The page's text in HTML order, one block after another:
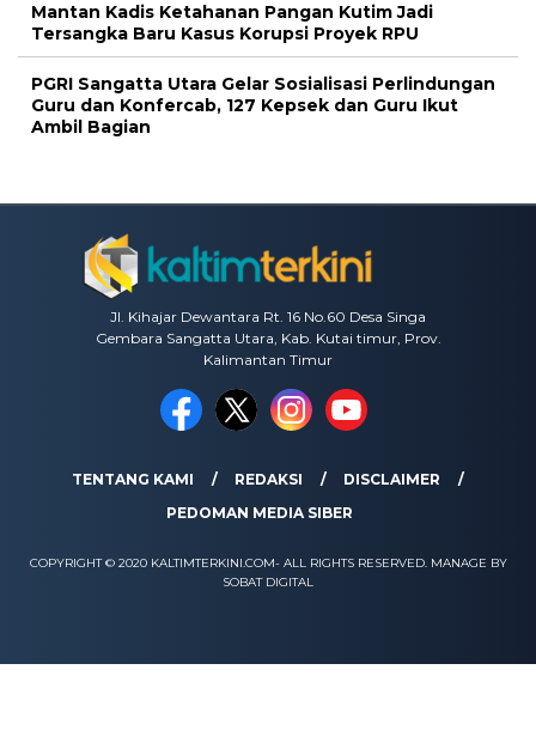
Mantan Kadis Ketahanan Pangan Kutim Jadi
Tersangka Baru Kasus Korupsi Proyek RPU
PGRI Sangatta Utara Gelar Sosialisasi Perlindungan
Guru dan Konfercab, 127 Kepsek dan Guru Ikut
Ambil Bagian
Jl. Kihajar Dewantara Rt. 16 No.60 Desa Singa
Gembara Sangatta Utara, Kab. Kutai timur, Prov.
Kalimantan Timur
TENTANG KAMI REDAKSI
DISCLAIMER
PEDOMAN MEDIA SIBER
COPYRIGHT © 2020 KALTIMTERKINI.COM- ALL RIGHTS RESERVED. MANAGE BY
SOBAT DIGITAL